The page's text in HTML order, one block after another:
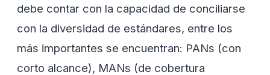
debe contar con la capacidad de conciliarse
con la diversidad de estándares, entre los
más importantes se encuentran: PANs (con
corto alcance), MANs (de cobertura